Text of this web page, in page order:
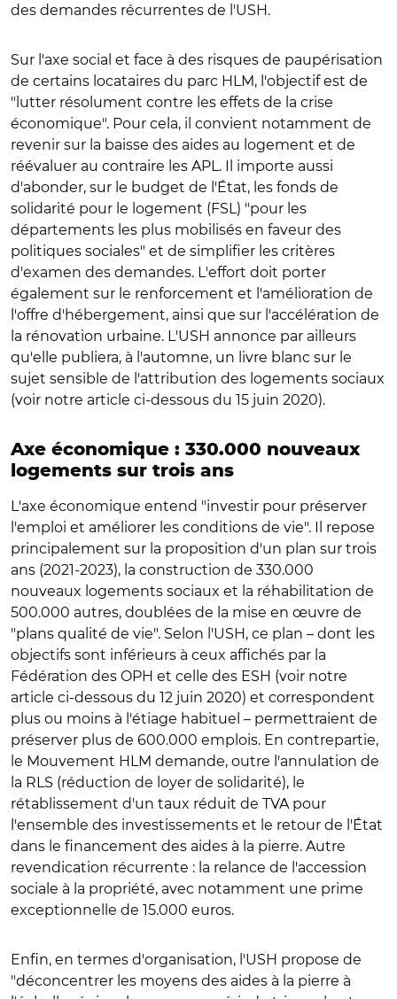
des demandes récurrentes de l'USH.
Sur l'axe social et face à des risques de paupérisation
de certains locataires du parc HLM, l'objectif est de
"lutter résolument contre les effets de la crise
économique". Pour cela, il convient notamment de
revenir sur la baisse des aides au logement et de
réévaluer au contraire les APL. Il importe aussi
d'abonder, sur le budget de l'État, les fonds de
solidarité pour le logement (FSL) "pour les
départements les plus mobilisés en faveur des
politiques sociales" et de simplifier les critères
d'examen des demandes. L'effort doit porter
également sur le renforcement et l'amélioration de
l'offre d'hébergement, ainsi que sur l'accélération de
la rénovation urbaine. L'USH annonce par ailleurs
qu'elle publiera, à l'automne, un livre blanc sur le
sujet sensible de l'attribution des logements sociaux
(voir notre article ci-dessous du 15 juin 2020).
Axe économique : 330.000 nouveaux
logements sur trois ans
L'axe économique entend "investir pour préserver
l'emploi et améliorer les conditions de vie". Il repose
principalement sur la proposition d'un plan sur trois
ans (2021-2023), la construction de 330.000
nouveaux logements sociaux et la réhabilitation de
500.000 autres, doublées de la mise en œuvre de
"plans qualité de vie". Selon l'USH, ce plan – dont les
objectifs sont inférieurs à ceux affichés par la
Fédération des OPH et celle des ESH (voir notre
article ci-dessous du 12 juin 2020) et correspondent
plus ou moins à l'étiage habituel – permettraient de
préserver plus de 600.000 emplois. En contrepartie,
le Mouvement HLM demande, outre l'annulation de
la RLS (réduction de loyer de solidarité), le
rétablissement d'un taux réduit de TVA pour
l'ensemble des investissements et le retour de l'État
dans le financement des aides à la pierre. Autre
revendication récurrente : la relance de l'accession
sociale à la propriété, avec notamment une prime
exceptionnelle de 15.000 euros.
Enfin, en termes d'organisation, l'USH propose de
"déconcentrer les moyens des aides à la pierre à